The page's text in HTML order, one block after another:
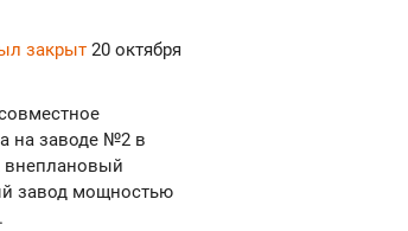
закрыт 20 октября
на заводе №2 в
внеплановый
завод мощностью